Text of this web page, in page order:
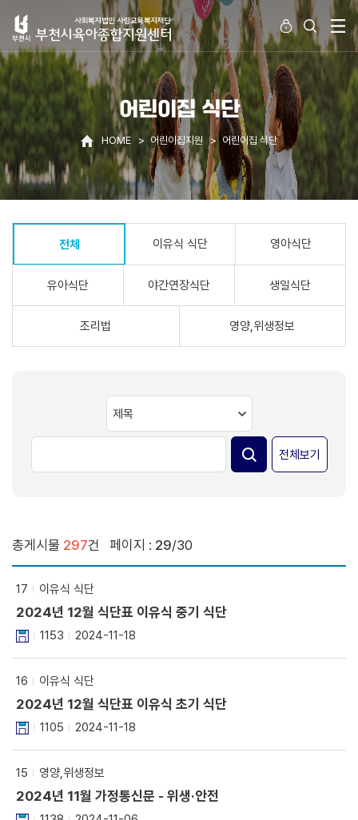
어린이집 식단
HOME 어린이집지원 어린이집 식단
전체 이유식 식단 영아식단
유아식단 야간연장식단 생일식단
조리법 영양,위생정보
전체보기
총게시물 297건 페이지 : 29/30
17 이유식 식단
2024년 12월 식단표 이유식 중기 식단
1153 2024-11-18
16 이유식 식단
2024년 12월 식단표 이유식 초기 식단
1105 2024-11-18
15 영양,위생정보
2024년 11월 가정통신문 - 위생·안전